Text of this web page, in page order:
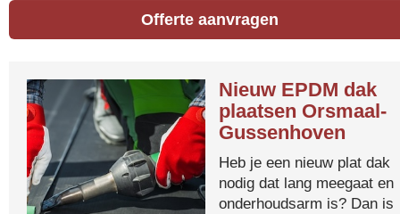
Offerte aanvragen
Nieuw EPDM dak
plaatsen Orsmaal-
Gussenhoven
Heb je een nieuw plat dak
nodig dat lang meegaat en
onderhoudsarm is? Dan is